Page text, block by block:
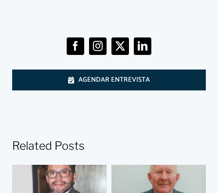
AGENDAR ENTREVISTA
Related Posts
régimen
antilavado